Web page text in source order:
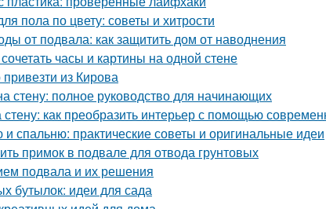
пола по цвету: советы и хитрости
от подвала: как защитить дом от наводнения
часы и картины на одной стене
из Кирова
стену: полное руководство для начинающих
как преобразить интерьер с помощью
и спальню: практические советы и оригинальные идеи
примок в подвале для отвода грунтовых
подвала и их решения
бутылок: идеи для сада